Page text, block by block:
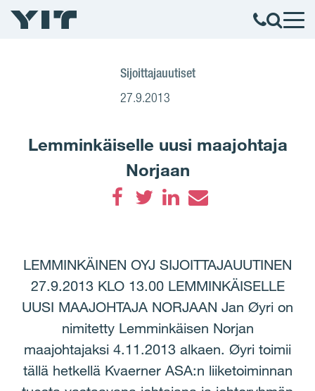
Sijoittajauutiset
27.9.2013
Lemminkäiselle uusi maajohtaja
Norjaan
LEMMINKÄINEN OYJ SIJOITTAJAUUTINEN
27.9.2013 KLO 13.00 LEMMINKÄISELLE
UUSI MAAJOHTAJA NORJAAN Jan Øyri on
nimitetty Lemminkäisen Norjan
maajohtajaksi 4.11.2013 alkaen. Øyri toimii
tällä hetkellä Kvaerner ASA:n liiketoiminnan